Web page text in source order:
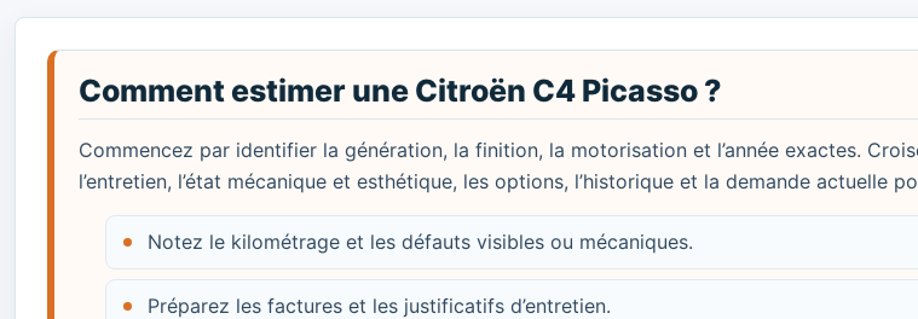
Comment estimer une Citroën C4 Picasso ?
Commencez par identifier la génération, la finition, la motorisation et l’année exactes.
l’entretien, l’état mécanique et esthétique, les options, l’historique et la demande actuelle
Notez le kilométrage et les défauts visibles ou mécaniques.
Préparez les factures et les justificatifs d’entretien.